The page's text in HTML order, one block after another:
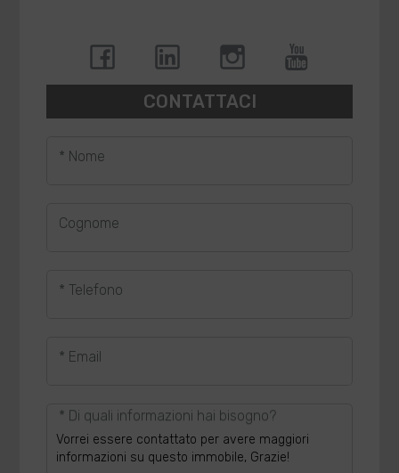
CONTATTACI
* Nome
Cognome
* Telefono
* Email
* Di quali informazioni hai bisogno?